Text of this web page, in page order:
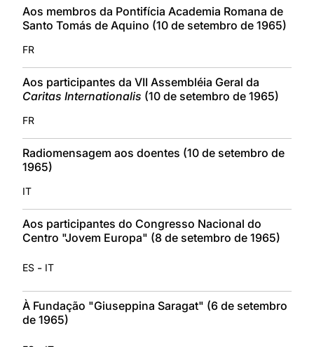
Aos membros da Pontifícia Academia Romana de
Santo Tomás de Aquino (10 de setembro de 1965)
FR
Aos participantes da VII Assembléia Geral da
Caritas Internationalis (10 de setembro de 1965)
FR
Radiomensagem aos doentes (10 de setembro de
1965)
IT
Aos participantes do Congresso Nacional do
Centro "Jovem Europa" (8 de setembro de 1965)
ES - IT
À Fundação "Giuseppina Saragat" (6 de setembro
de 1965)